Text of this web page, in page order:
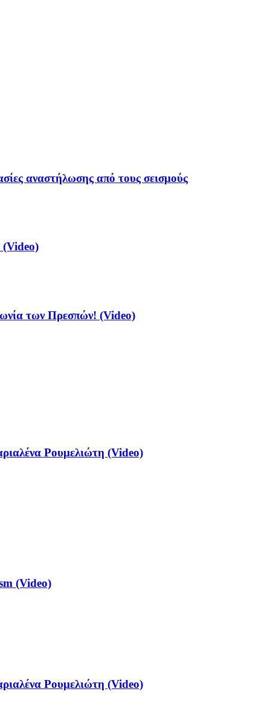
αναστήλωσης από τους σεισμούς
(Video)
των Πρεσπών! (Video)
Ρουμελιώτη (Video)
(Video)
Ρουμελιώτη (Video)